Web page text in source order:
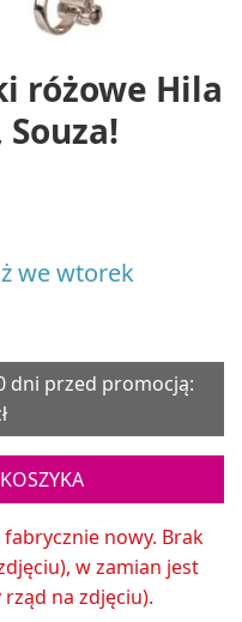
różowe Hila
we wtorek
dni przed promocją:
fabrycznie nowy. Brak
w zamian jest
na zdjęciu).